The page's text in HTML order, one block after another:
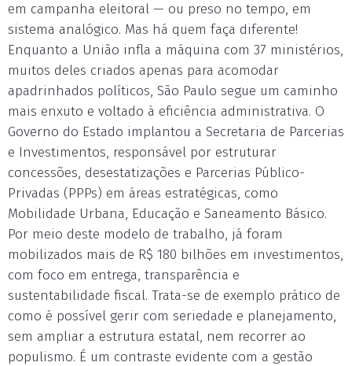
em campanha eleitoral — ou preso no tempo, em
sistema analógico. Mas há quem faça diferente!
Enquanto a União infla a máquina com 37 ministérios,
muitos deles criados apenas para acomodar
apadrinhados políticos, São Paulo segue um caminho
mais enxuto e voltado à eficiência administrativa. O
Governo do Estado implantou a Secretaria de Parcerias
e Investimentos, responsável por estruturar
concessões, desestatizações e Parcerias Público-
Privadas (PPPs) em áreas estratégicas, como
Mobilidade Urbana, Educação e Saneamento Básico.
Por meio deste modelo de trabalho, já foram
mobilizados mais de R$ 180 bilhões em investimentos,
com foco em entrega, transparência e
sustentabilidade fiscal. Trata-se de exemplo prático de
como é possível gerir com seriedade e planejamento,
sem ampliar a estrutura estatal, nem recorrer ao
populismo. É um contraste evidente com a gestão